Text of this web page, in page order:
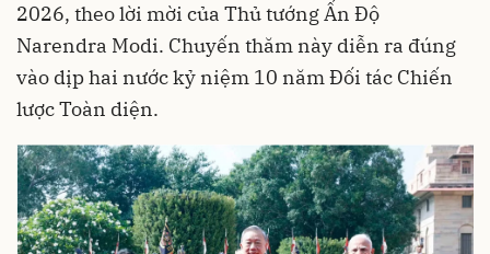
2026, theo lời mời của Thủ tướng Ấn Độ
Narendra Modi. Chuyến thăm này diễn ra đúng
vào dịp hai nước kỷ niệm 10 năm Đối tác Chiến
lược Toàn diện.